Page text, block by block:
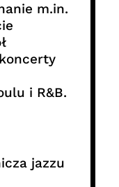
m.in.
i R&B.
jazzu